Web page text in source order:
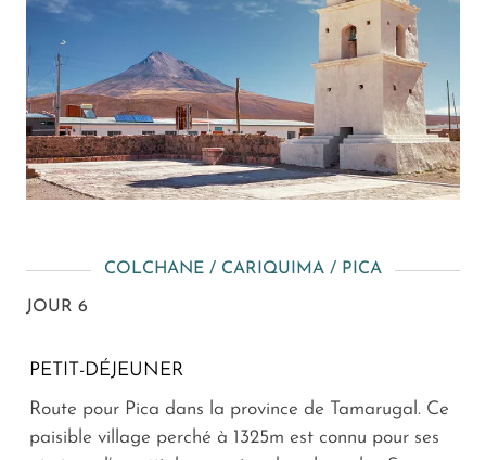
COLCHANE / CARIQUIMA / PICA
JOUR 6
PETIT-DÉJEUNER
Route pour Pica dans la province de Tamarugal. Ce
paisible village perché à 1325m est connu pour ses